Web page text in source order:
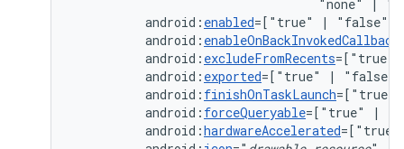
"none"
|
android: enabled=["true" |
android: enableOnBackInvokedCallback
android: excludeFromRecents=["true"
android: exported=["true" |
android: finishOnTaskLaunch=["true"
android: forceQueryable=["true"
|
android:hardwareAccelerated=["true"